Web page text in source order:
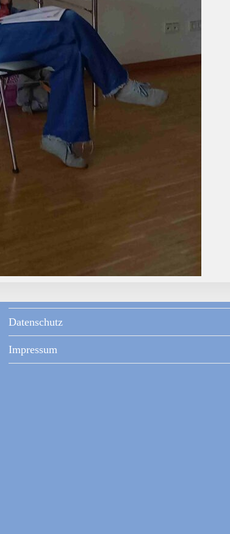
Datenschutz
Impressum